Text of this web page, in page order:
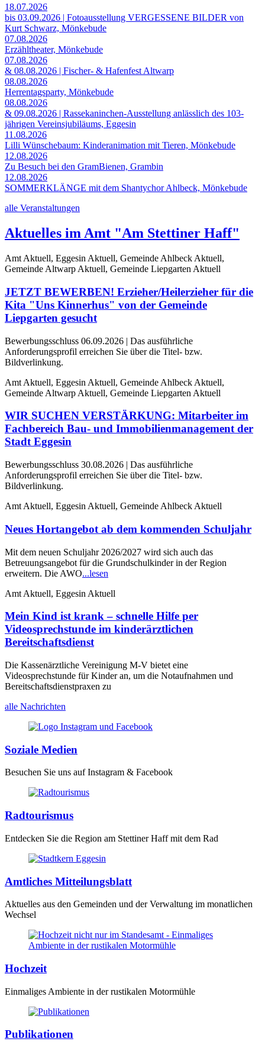
18.07.2026
bis 03.09.2026 | Fotoausstellung VERGESSENE BILDER von
Kurt Schwarz, Mönkebude
07.08.2026
Erzähltheater, Mönkebude
07.08.2026
& 08.08.2026 | Fischer- & Hafenfest Altwarp
08.08.2026
Herrentagsparty, Mönkebude
08.08.2026
& 09.08.2026 | Rassekaninchen-Ausstellung anlässlich des 103-
jährigen Vereinsjubiläums, Eggesin
11.08.2026
Lilli Wünschebaum: Kinderanimation mit Tieren, Mönkebude
12.08.2026
Zu Besuch bei den GramBienen, Grambin
12.08.2026
SOMMERKLÄNGE mit dem Shantychor Ahlbeck, Mönkebude
alle Veranstaltungen
Aktuelles im Amt "Am Stettiner Haff"
Amt Aktuell, Eggesin Aktuell, Gemeinde Ahlbeck Aktuell,
Gemeinde Altwarp Aktuell, Gemeinde Liepgarten Aktuell
JETZT BEWERBEN! Erzieher/Heilerzieher für die
Kita "Uns Kinnerhus" von der Gemeinde
Liepgarten gesucht
Bewerbungsschluss 06.09.2026 | Das ausführliche
Anforderungsprofil erreichen Sie über die Titel- bzw.
Bildverlinkung.
Amt Aktuell, Eggesin Aktuell, Gemeinde Ahlbeck Aktuell,
Gemeinde Altwarp Aktuell, Gemeinde Liepgarten Aktuell
WIR SUCHEN VERSTÄRKUNG: Mitarbeiter im
Fachbereich Bau- und Immobilienmanagement der
Stadt Eggesin
Bewerbungsschluss 30.08.2026 | Das ausführliche
Anforderungsprofil erreichen Sie über die Titel- bzw.
Bildverlinkung.
Amt Aktuell, Eggesin Aktuell, Gemeinde Ahlbeck Aktuell
Neues Hortangebot ab dem kommenden Schuljahr
Mit dem neuen Schuljahr 2026/2027 wird sich auch das
Betreuungsangebot für die Grundschulkinder in der Region
erweitern. Die AWO...lesen
Amt Aktuell, Eggesin Aktuell
Mein Kind ist krank – schnelle Hilfe per
Videosprechstunde im kinderärztlichen
Bereitschaftsdienst
Die Kassenärztliche Vereinigung M-V bietet eine
Videosprechstunde für Kinder an, um die Notaufnahmen und
Bereitschaftsdienstpraxen zu
alle Nachrichten
Soziale Medien
Besuchen Sie uns auf Instagram & Facebook
Radtourismus
Entdecken Sie die Region am Stettiner Haff mit dem Rad
Amtliches Mitteilungsblatt
Aktuelles aus den Gemeinden und der Verwaltung im monatlichen
Wechsel
Hochzeit
Einmaliges Ambiente in der rustikalen Motormühle
Publikationen